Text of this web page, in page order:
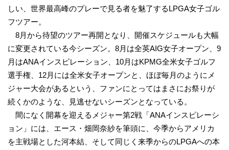
しい、世界最高峰のプレーで見る者を魅了するLPGA女子ゴル
フツアー。
8月から待望のツアー再開となり、開催スケジュールも大幅
に変更されている今シーズン。8月は全英AIG女子オープン、9
月はANAインスピレーション、10月はKPMG全米女子ゴルフ
選手権、12月には全米女子オープンと、ほぼ毎月のようにメ
ジャー大会があるという、ファンにとってはまさにお祭りが
続くかのような、見逃せないシーズンとなっている。
間になく開幕を迎えるメジャー第2戦「ANAインスピレーシ
ョン」には、エース・畑岡奈紗を筆頭に、今季からアメリカ
を主戦場とした河本結、そして同じく来季からのLPGAへの本